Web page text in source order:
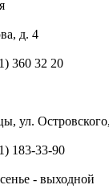
д. 4
360 32 20
ул.
183-33-90
- выходной